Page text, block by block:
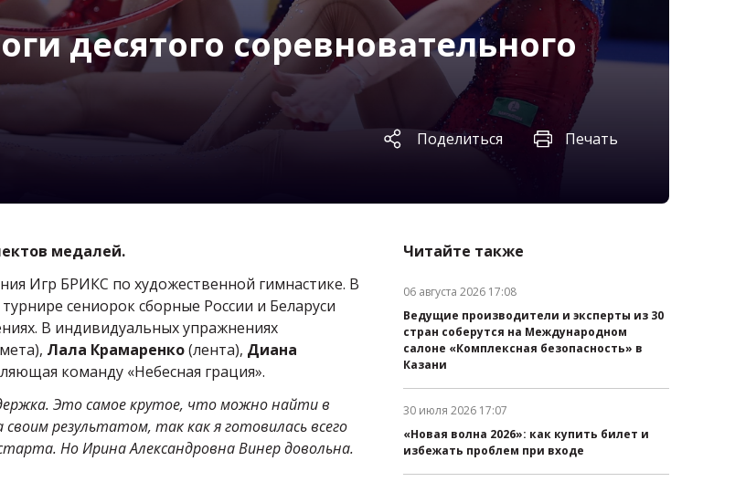
десятого соревновательного
Поделиться Печать
медалей.
Игр БРИКС по художественной гимнастике. В
сениорок сборные России и Беларуси
В индивидуальных упражнениях
Лала Крамаренко(лента), Диана
команду «Небесная грация».
Это самое крутое, что можно найти в
результатом, так как я готовилась всего
Но Ирина Александровна Винер довольна.
Читайте также
06 августа 2026 17:08
Ведущие производители и эксперты из 30
стран соберутся на Международном
салоне «Комплексная безопасность» в
Казани
30 июля 2026 17:07
«Новая волна 2026»: как купить билет и
избежать проблем при входе